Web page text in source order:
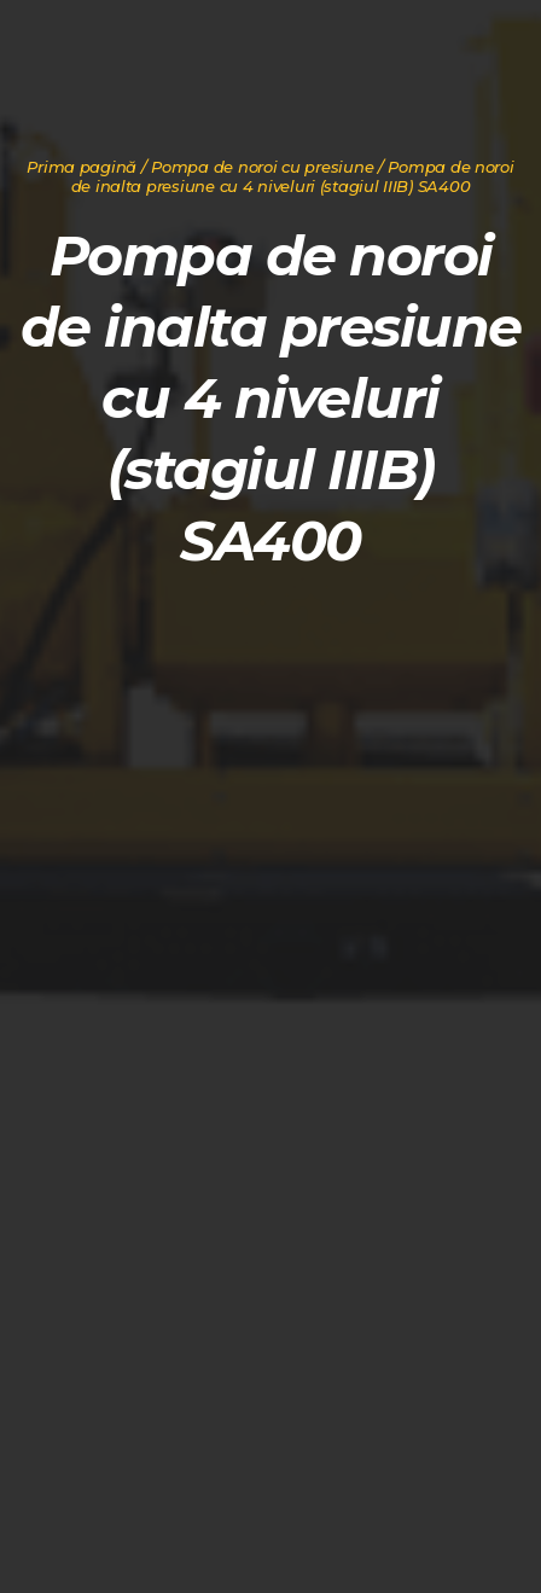
Prima pagină /Pompa de noroi cu presiune/ Pompa de noroi
de inalta presiune cu 4 niveluri (stagiul IIIB) SA400
Pompa de noroi
de inalta presiune
cu 4 niveluri
(stagiul IIIB)
SA400